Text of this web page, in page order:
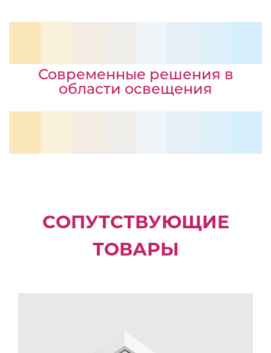
Современные решения в
области освещения
СОПУТСТВУЮЩИЕ
ТОВАРЫ